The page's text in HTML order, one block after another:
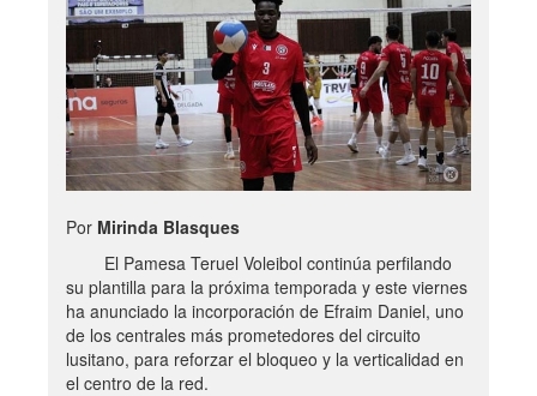
Por Mirinda Blasques
El Pamesa Teruel Voleibol continúa perfilando
su plantilla para la próxima temporada y este viernes
ha anunciado la incorporación de Efraim Daniel, uno
de los centrales más prometedores del circuito
lusitano, para reforzar el bloqueo y la verticalidad en
el centro de la red.